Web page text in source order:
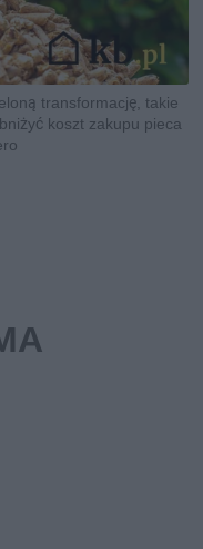
transformację, takie
koszt zakupu pieca